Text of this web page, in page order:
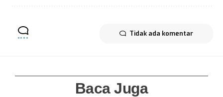
Tidak ada komentar
Baca Juga